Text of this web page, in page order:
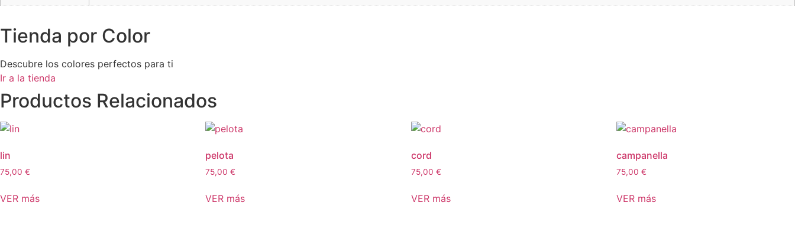
Tienda por Color
Descubre los colores perfectos para ti
Ir a la tienda
Productos Relacionados
lin
75,00 €
VER más
pelota
75,00€
VER más
cord
75,00 €
VER más
campanella
75,00€
VER más